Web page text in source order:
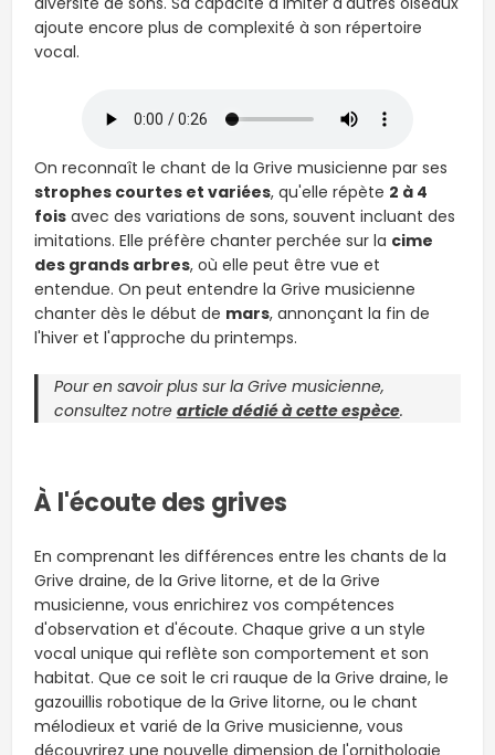
ajoute encore plus de complexité à son répertoire
vocal.
On reconnaît le chant de la Grive musicienne par ses
strophes courtes et variées, qu'elle répète 2 à 4
fois avec des variations de sons, souvent incluant des
imitations. Elle préfère chanter perchée sur la cime
des grands arbres, où elle peut être vue et
entendue. On peut entendre la Grive musicienne
chanter dès le début de mars, annonçant la fin de
l'hiver et l'approche du printemps.
Pour en savoir plus sur la Grive musicienne,
consultez notre article dédié à cette espèce.
À l'écoute des grives
En comprenant les différences entre les chants de la
Grive draine, de la Grive litorne, et de la Grive
musicienne, vous enrichirez vos compétences
d'observation et d'écoute. Chaque grive a un style
vocal unique qui reflète son comportement et son
habitat. Que ce soit le cri rauque de la Grive draine, le
gazouillis robotique de la Grive litorne, ou le chant
mélodieux et varié de la Grive musicienne, vous
découvrirez une nouvelle dimension de l'ornithologie